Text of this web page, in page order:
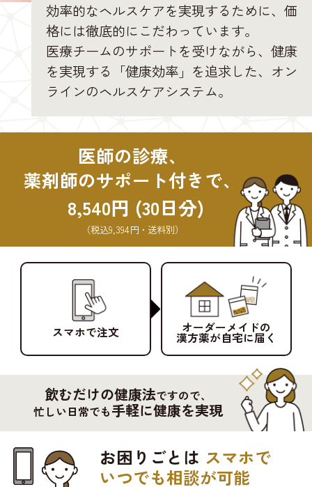
効率的なヘルスケアを実現するために、価
格には徹底的にこだわっています。
医療チームのサポートを受けながら、健康
を実現する「健康効率」を追求した、オン
ラインのヘルスケアシステム。
医師の診療、
薬剤師のサポート付きで、
8,540円 (30日分)
（税込9,394円・送料別）
スマホで注文 オーダーメイドの
漢方薬が自宅に届く
飲むだけの健康法ですので、
忙しい日常でも手軽に健康を実現
お困りごとは スマホで
いつでも相談が可能